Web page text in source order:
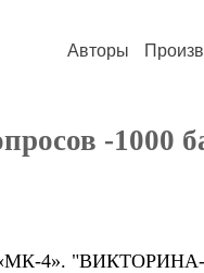
Авторы
-1000
4». "ВИКТОРИНА-